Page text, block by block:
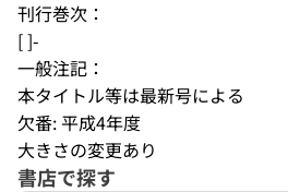
刊行巻次：
[ ]-
一般注記：
本タイトル等は最新号による
欠番: 平成4年度
大きさの変更あり
書店で探す